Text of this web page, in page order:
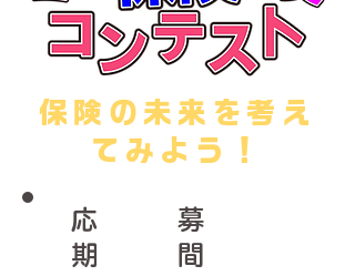
​保険の未来を考え
てみよう！
​応募
期間